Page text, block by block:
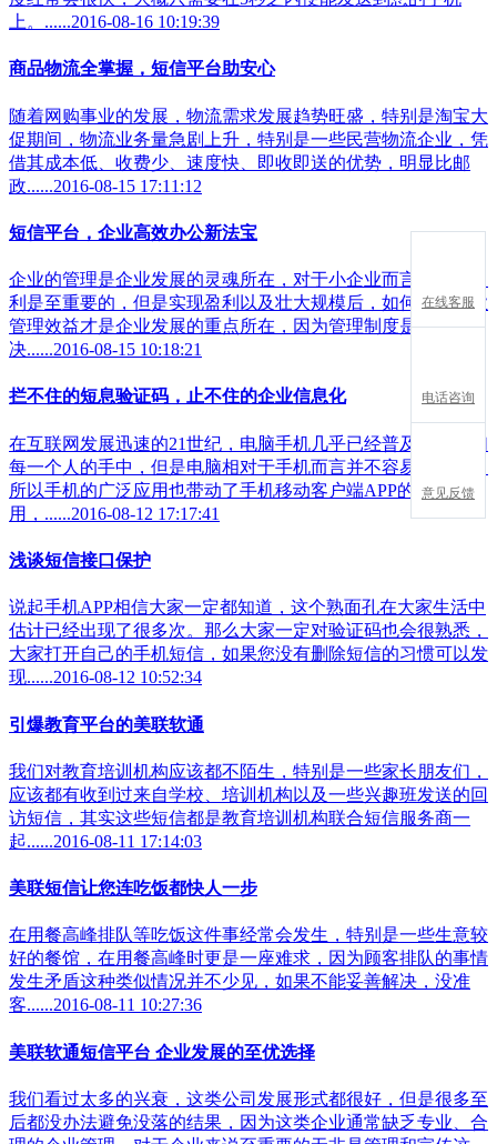
上。......2016-08-16 10:19:39
商品物流全掌握，短信平台助安心
随着网购事业的发展，物流需求发展趋势旺盛，特别是淘宝大
促期间，物流业务量急剧上升，特别是一些民营物流企业，凭
借其成本低、收费少、速度快、即收即送的优势，明显比邮
政......2016-08-15 17:11:12
短信平台，企业高效办公新法宝
企业的管理是企业发展的灵魂所在，对于小企业而言，也许盈
利是至重要的，但是实现盈利以及壮大规模后，如何提升企业
管理效益才是企业发展的重点所在，因为管理制度是否完善
决......2016-08-15 10:18:21
拦不住的短息验证码，止不住的企业信息化
在互联网发展迅速的21世纪，电脑手机几乎已经普及到了我们
每一个人的手中，但是电脑相对于手机而言并不容易被携带，
所以手机的广泛应用也带动了手机移动客户端APP的下载使
用，......2016-08-12 17:17:41
浅谈短信接口保护
说起手机APP相信大家一定都知道，这个熟面孔在大家生活中
估计已经出现了很多次。那么大家一定对验证码也会很熟悉，
大家打开自己的手机短信，如果您没有删除短信的习惯可以发
现......2016-08-12 10:52:34
引爆教育平台的美联软通
我们对教育培训机构应该都不陌生，特别是一些家长朋友们，
应该都有收到过来自学校、培训机构以及一些兴趣班发送的回
访短信，其实这些短信都是教育培训机构联合短信服务商一
起......2016-08-11 17:14:03
美联短信让您连吃饭都快人一步
在用餐高峰排队等吃饭这件事经常会发生，特别是一些生意较
好的餐馆，在用餐高峰时更是一座难求，因为顾客排队的事情
发生矛盾这种类似情况并不少见，如果不能妥善解决，没准
客......2016-08-11 10:27:36
美联软通短信平台 企业发展的至优选择
我们看过太多的兴衰，这类公司发展形式都很好，但是很多至
后都没办法避免没落的结果，因为这类企业通常缺乏专业、合
在线客服
电话咨询
意见反馈